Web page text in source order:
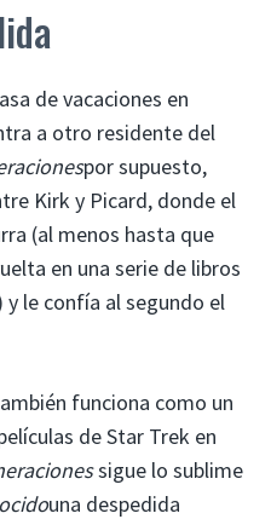
de vacaciones en
a otro residente del
por supuesto,
Kirk y Picard, donde el
(al menos hasta que
en una serie de libros
le confía al segundo el
funciona como un
de Star Trek en
sigue lo sublime
una despedida